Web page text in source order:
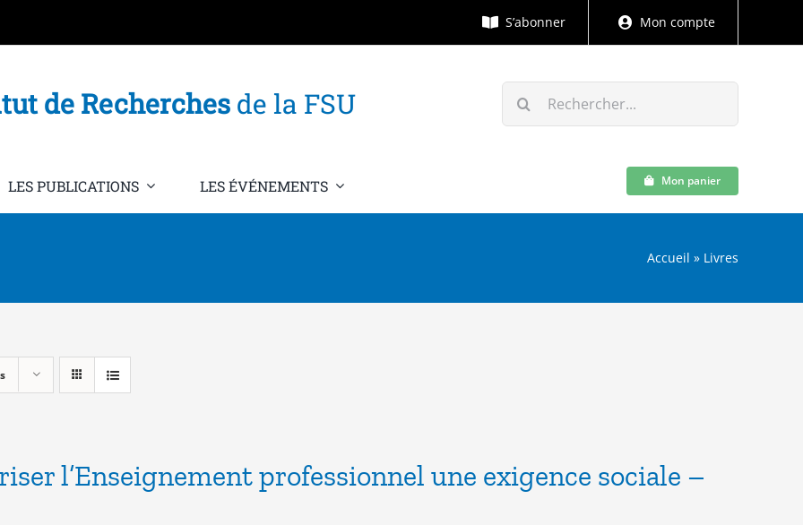
S’abonner Mon compte
de Recherchesde la FSU Rechercher:
LES PUBLICATIONS LES ÉVÉNEMENTS Mon panier
Accueil » Livres
l’Enseignement professionnel une exigence sociale –